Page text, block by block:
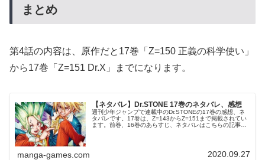
まとめ
第4話の内容は、原作だと17巻「Z=150 正義の科学使い」
から17巻「Z=151 Dr.X」までになります。
【ネタバレ】Dr.STONE 17巻のネタバレ、感想
週刊少年ジャンプで連載中のDr.STONEの17巻の感想、ネ
タバレです。17巻は、Z=143からZ=151まで掲載されてい
ます。前巻、16巻のあらすじ、ネタバレはこちらの記事で
manga-games.com 2020.09.27